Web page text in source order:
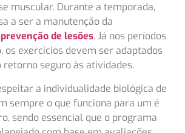
muscular. Durante a temporada,
a ser a manutenção da
prevenção de lesões. Já nos períodos
os exercícios devem ser adaptados
retorno seguro às atividades.
a individualidade biológica de
sempre o que funciona para um é
sendo essencial que o programa